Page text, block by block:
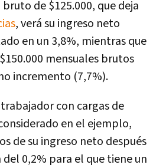
de $125.000, que deja
, verá su ingreso neto
en un 3,8%, mientras que
mensuales brutos
incremento (7,7%).
con cargas de
en el ejemplo,
de su ingreso neto después
0,2% para el que tiene un